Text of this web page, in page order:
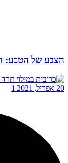
הצבע של הטבע:
20 אפריל, 2021 1